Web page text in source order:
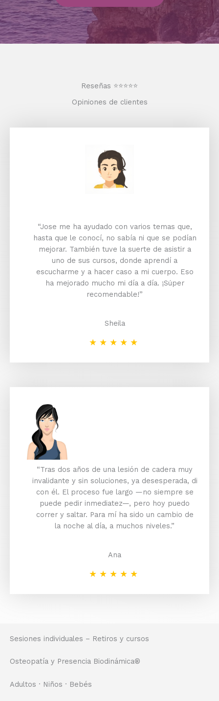
Reseñas ⭐️⭐️⭐️⭐️⭐️
Opiniones de clientes
“Jose me ha ayudado con varios temas que,
hasta que le conocí, no sabía ni que se podían
mejorar. También tuve la suerte de asistir a
uno de sus cursos, donde aprendí a
escucharme y a hacer caso a mi cuerpo. Eso
ha mejorado mucho mi día a día. ¡Súper
recomendable!”
Sheila
★ ★ ★ ★ ★
“Tras dos años de una lesión de cadera muy
invalidante y sin soluciones, ya desesperada, di
con él. El proceso fue largo —no siempre se
puede pedir inmediatez—, pero hoy puedo
correr y saltar. Para mí ha sido un cambio de
la noche al día, a muchos niveles.”
Ana
★ ★ ★ ★ ★
Sesiones individuales – Retiros y cursos
Osteopatía y Presencia Biodinámica®
Adultos · Niños · Bebés